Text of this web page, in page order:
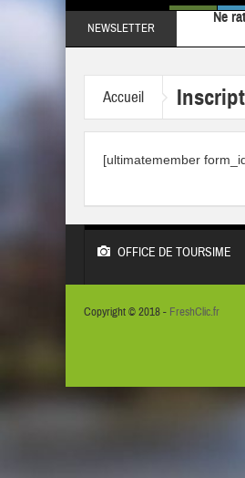
NEWSLETTER
Accueil
[ultimatemember
OFFICE DE TOURSIME
Copyright © 2018 - FreshClic.fr